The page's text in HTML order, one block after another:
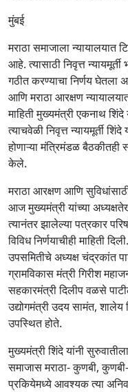
मुंबई
मराठा समाजाला न्यायालयात
आहे. त्यासाठी निवृत्त
गठीत करण्याचा निर्णय घेतला
आणि मराठा आरक्षण
माहिती मुख्यमंत्री एकनाथ शिंदे
त्याचवेळी निवृत्त न्यायमूर्ती
होणाऱ्या मंत्रिमंडळ बैठकीतही
केले.
मराठा आरक्षण आणि
आज मुख्यमंत्री यांच्या
त्यानंतर झालेल्या पत्रकार
विविध निर्णयाचीही माहिती
उपसमितीचे अध्यक्ष चंद्रकांत
ग्रामविकास मंत्री गिरीश
सहकारमंत्री दिलीप वळसे
उद्योगमंत्री उदय सामंत,
उपस्थित होते.
मुख्यमंत्री शिंदे यांनी
समाजास मराठा- कुणबी,
प्रकियेमध्ये आवश्यक त्या